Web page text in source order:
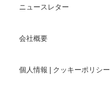
ニュースレター
会社概要
個人情報 | クッキーポリシー